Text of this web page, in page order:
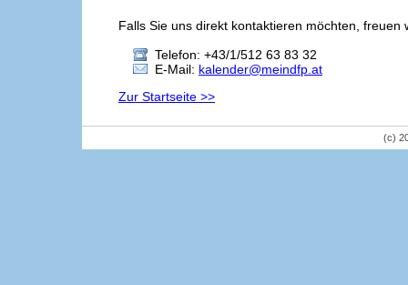
Falls Sie uns direkt kontaktieren möchten,
Telefon: +43/1/512 63 83 32
E-Mail: kalender@meindfp.at
Zur Startseite >>
(c)